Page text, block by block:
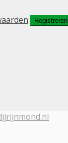
Registreren